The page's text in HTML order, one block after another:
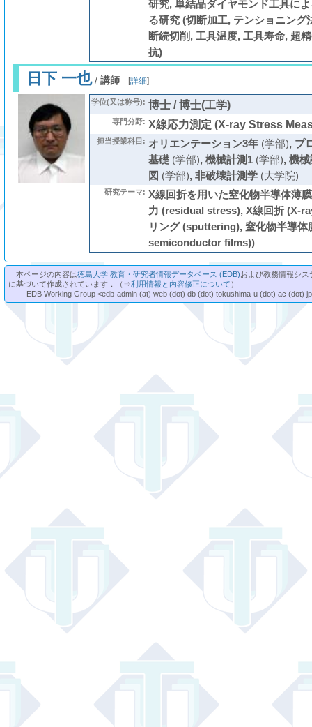
研究, 単結晶ダイヤモンド工具に
る研究 (切断加工, テンショニング
断続切削, 工具温度, 工具寿命, 超
抗)
日下 一也/ 講師 [詳細]
学位(又は称号): 博士 / 博士(工学)
専門分野: X線応力測定 (X-ray Stress
担当授業科目: オリエンテーション3年(学部), プ
基礎(学部), 機械計測1(学部), 機械
図 (学部), 非破壊計測学(大学院)
研究テーマ: X線回折を用いた窒化物半導体薄
力 (residual stress), X線回折 (X-
リング (sputtering), 窒化物半導
semiconductor films))
本ページの内容は徳島大学 教育・研究者情報データベース (EDB)および教務情報シ
に基づいて作成されています．（⇒利用情報と内容修正について ）
--- EDB Working Group <edb-admin (at) web (dot) db (dot) tokushima-u (dot) ac (dot)